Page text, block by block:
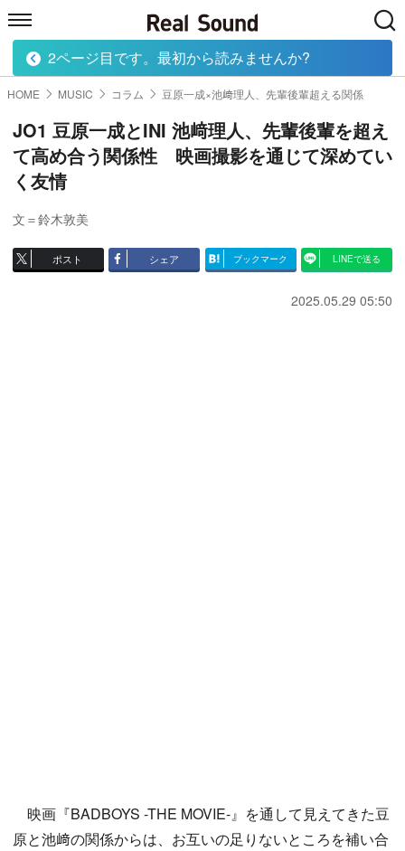
HOME MUSIC MOVIE TECH
HOME MUSIC コラム 豆原一成×池﨑理人、先輩後輩超える関係
JO1 豆原一成とINI 池﨑理人、先輩後輩を超え
て高め合う関係性 映画撮影を通じて深めてい
く友情
文＝鈴木敦美
ポスト シェア ブックマーク LINEで送る
2025.05.29 05:50
映画『BADBOYS -THE MOVIE-』を通して見えてきた豆
原と池﨑の関係からは、お互いの足りないところを補い合
2ページ目です。最初から読みませんか?